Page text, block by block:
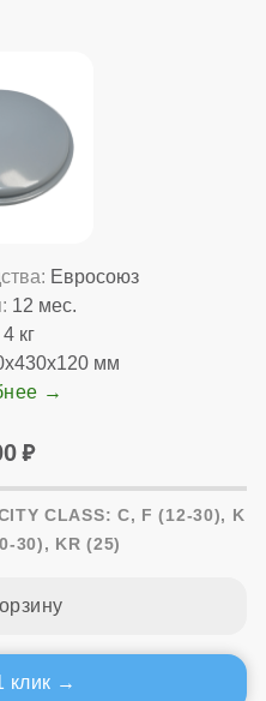
Евросоюз
12 мес.
4 кг
мм
CLASS: C, F (12-30), K
30), KR (25)
клик